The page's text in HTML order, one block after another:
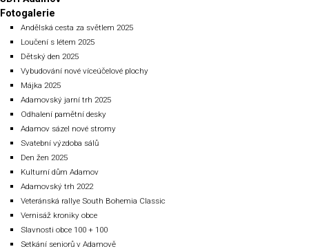
Fotogalerie
Andělská cesta za světlem 2025
Loučení s létem 2025
Dětský den 2025
Vybudování nové víceúčelové plochy
Májka 2025
Adamovský jarní trh 2025
Odhalení pamětní desky
Adamov sázel nové stromy
Svatební výzdoba sálů
Den žen 2025
Kulturní dům Adamov
Adamovský trh 2022
Veteránská rallye South Bohemia Classic
Vernisáž kroniky obce
Slavnosti obce 100 + 100
Setkání seniorů v Adamově